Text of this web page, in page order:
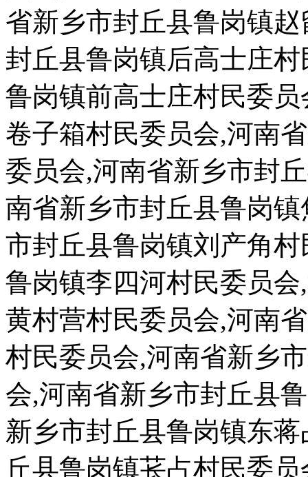
省新乡市封丘县鲁岗镇
封丘县鲁岗镇后高士庄
鲁岗镇前高士庄村民委
卷子箱村民委员会,河南
委员会,河南省新乡市封
南省新乡市封丘县鲁岗
市封丘县鲁岗镇刘产角
鲁岗镇李四河村民委员
黄村营村民委员会,河南
村民委员会,河南省新乡
会,河南省新乡市封丘县
新乡市封丘县鲁岗镇东
丘县鲁岗镇苌占村民委